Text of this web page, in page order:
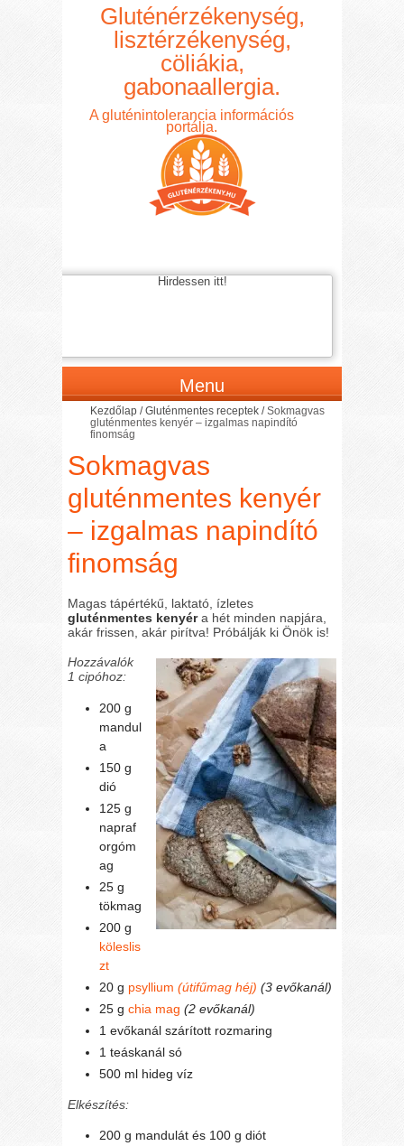
Gluténérzékenység,
lisztérzékenység,
cöliákia,
gabonaallergia.
A gluténintolerancia információs
portálja.
Hirdessen itt!
Menu
Kezdőlap /Gluténmentes receptek /Sokmagvas
gluténmentes kenyér – izgalmas napindító
finomság
Sokmagvas
gluténmentes kenyér
– izgalmas napindító
finomság
Magas tápértékű, laktató, ízletes
gluténmentes kenyéra hét minden napjára,
akár frissen, akár pirítva! Próbálják ki Önök is!
Hozzávalók
1 cipóhoz:
200 g
mandul
a
150 g
dió
125 g
napraf
orgóm
ag
25 g
tökmag
200 g
köleslis
zt
20 g psyllium(útifűmag héj) (3 evőkanál)
25 gchia mag(2 evőkanál)
1 evőkanál szárított rozmaring
1 teáskanál só
500 ml hideg víz
Elkészítés:
200 g mandulát és 100 g diót